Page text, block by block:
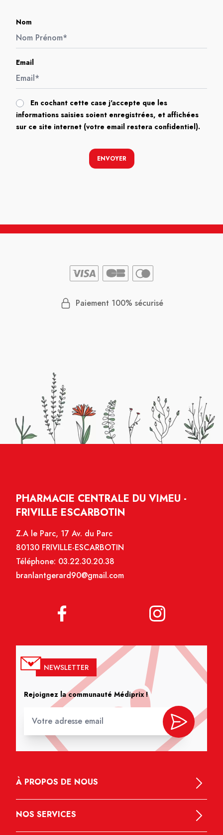
Nom
Email
En cochant cette case j'accepte que les
informations saisies soient enregistrées, et affichées
sur ce site internet (votre email restera confidentiel).
ENVOYER
Paiement 100% sécurisé
PHARMACIE CENTRALE DU VIMEU -
FRIVILLE ESCARBOTIN
Z.A le Parc, 17 Av. du Parc
80130 FRIVILLE-ESCARBOTIN
Téléphone: 03.22.30.20.38
branlantgerard90@gmail.com
NEWSLETTER
Rejoignez la communauté Médiprix !
À PROPOS DE NOUS
NOS SERVICES